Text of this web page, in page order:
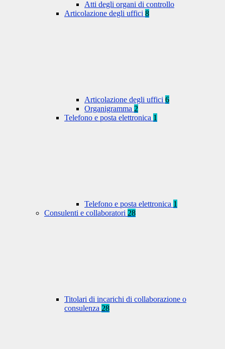
Atti degli organi di controllo
Articolazione degli uffici 8
Articolazione degli uffici 6
Organigramma 2
Telefono e posta elettronica 1
Telefono e posta elettronica 1
Consulenti e collaboratori 28
Titolari di incarichi di collaborazione o
consulenza 28